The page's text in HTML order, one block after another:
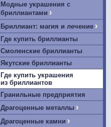
Модные украшения с
бриллиантами ›
Бриллиант: магия и лечение ›
Где купить бриллианты
Смоленские бриллианты
Якутские бриллианты
Где купить украшения
из бриллиантов
Гранильные предприятия
Драгоценные металлы ›
Драгоценные камни ›